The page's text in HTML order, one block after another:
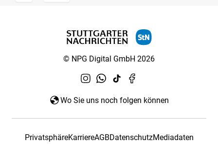
© NPG Digital GmbH 2026
Wo Sie uns noch folgen können
PrivatsphäreKarriereAGBDatenschutzMediadaten